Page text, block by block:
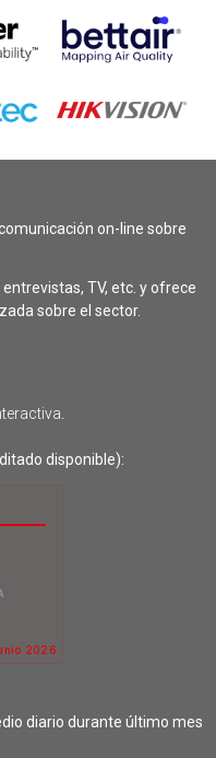
on-line sobre
TV, etc. y ofrece
sobre el sector.
disponible):
diario durante último mes